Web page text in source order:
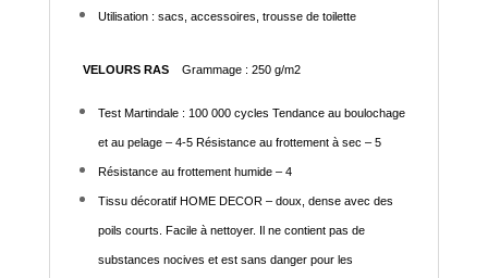
Utilisation : sacs, accessoires, trousse de toilette
VELOURS RAS Grammage : 250 g/m2
Test Martindale : 100 000 cycles Tendance au boulochage
et au pelage – 4-5 Résistance au frottement à sec – 5
Résistance au frottement humide – 4
Tissu décoratif HOME DECOR – doux, dense avec des
poils courts. Facile à nettoyer. Il ne contient pas de
substances nocives et est sans danger pour les